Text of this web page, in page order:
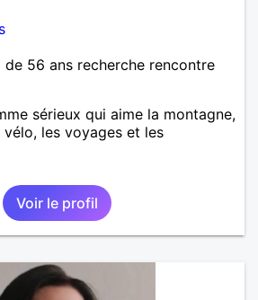
de 56 ans recherche rencontre
sérieux qui aime la montagne,
vélo, les voyages et les
Voir le profil